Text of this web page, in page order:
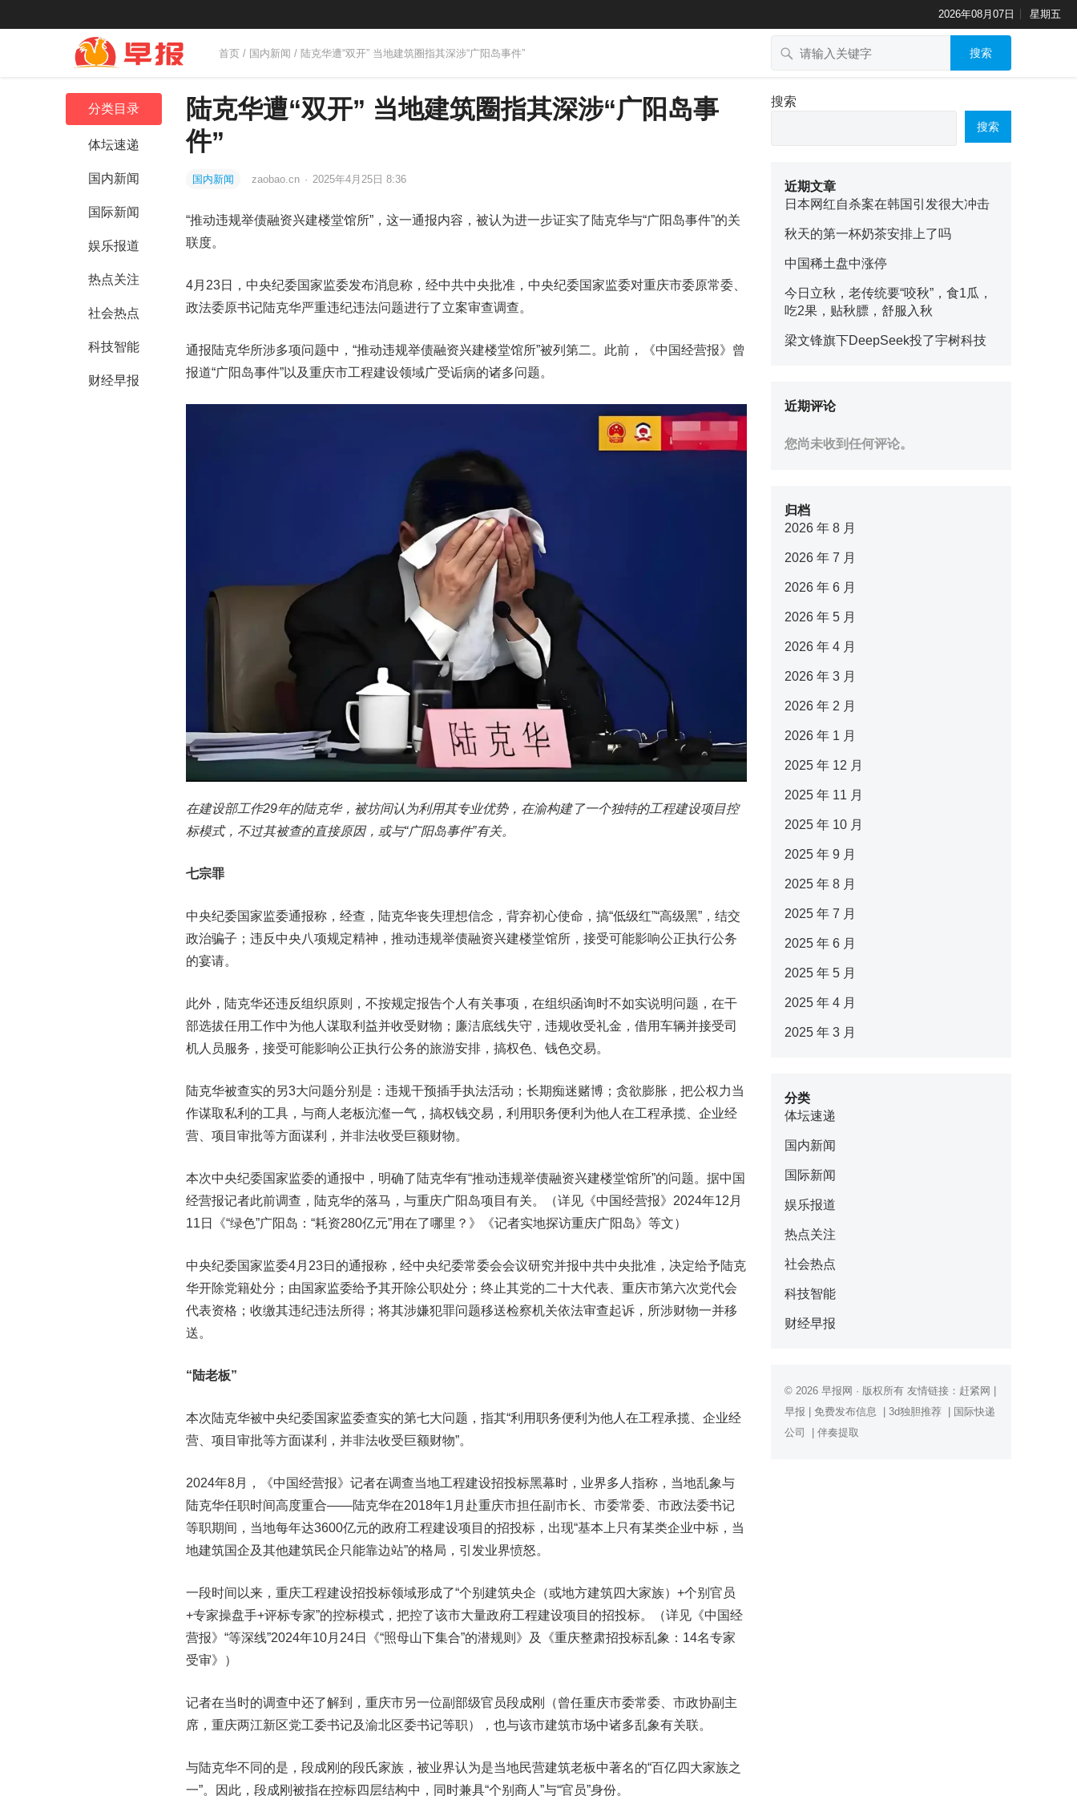
2026年08月07日 星期五
首页 / 国内新闻 / 陆克华遭“双开” 当地建筑圈指其深涉“广阳岛事件” 搜索
分类目录
体坛速递
国内新闻
国际新闻
娱乐报道
热点关注
社会热点
科技智能
财经早报
陆克华遭“双开” 当地建筑圈指其深涉“广阳岛事
件”
国内新闻 zaobao.cn · 2025年4月25日 8:36
“推动违规举债融资兴建楼堂馆所”，这一通报内容，被认为进一步证实了陆克华与“广阳岛事件”的关
联度。
4月23日，中央纪委国家监委发布消息称，经中共中央批准，中央纪委国家监委对重庆市委原常委、
政法委原书记陆克华严重违纪违法问题进行了立案审查调查。
通报陆克华所涉多项问题中，“推动违规举债融资兴建楼堂馆所”被列第二。此前，《中国经营报》曾
报道“广阳岛事件”以及重庆市工程建设领域广受诟病的诸多问题。
在建设部工作29年的陆克华，被坊间认为利用其专业优势，在渝构建了一个独特的工程建设项目控
标模式，不过其被查的直接原因，或与“广阳岛事件”有关。
七宗罪
中央纪委国家监委通报称，经查，陆克华丧失理想信念，背弃初心使命，搞“低级红”“高级黑”，结交
政治骗子；违反中央八项规定精神，推动违规举债融资兴建楼堂馆所，接受可能影响公正执行公务
的宴请。
此外，陆克华还违反组织原则，不按规定报告个人有关事项，在组织函询时不如实说明问题，在干
部选拔任用工作中为他人谋取利益并收受财物；廉洁底线失守，违规收受礼金，借用车辆并接受司
机人员服务，接受可能影响公正执行公务的旅游安排，搞权色、钱色交易。
陆克华被查实的另3大问题分别是：违规干预插手执法活动；长期痴迷赌博；贪欲膨胀，把公权力当
作谋取私利的工具，与商人老板沆瀣一气，搞权钱交易，利用职务便利为他人在工程承揽、企业经
营、项目审批等方面谋利，并非法收受巨额财物。
本次中央纪委国家监委的通报中，明确了陆克华有“推动违规举债融资兴建楼堂馆所”的问题。据中国
经营报记者此前调查，陆克华的落马，与重庆广阳岛项目有关。（详见《中国经营报》2024年12月
11日《“绿色”广阳岛：“耗资280亿元”用在了哪里？》《记者实地探访重庆广阳岛》等文）
中央纪委国家监委4月23日的通报称，经中央纪委常委会会议研究并报中共中央批准，决定给予陆克
华开除党籍处分；由国家监委给予其开除公职处分；终止其党的二十大代表、重庆市第六次党代会
代表资格；收缴其违纪违法所得；将其涉嫌犯罪问题移送检察机关依法审查起诉，所涉财物一并移
送。
“陆老板”
本次陆克华被中央纪委国家监委查实的第七大问题，指其“利用职务便利为他人在工程承揽、企业经
营、项目审批等方面谋利，并非法收受巨额财物”。
2024年8月，《中国经营报》记者在调查当地工程建设招投标黑幕时，业界多人指称，当地乱象与
陆克华任职时间高度重合——陆克华在2018年1月赴重庆市担任副市长、市委常委、市政法委书记
等职期间，当地每年达3600亿元的政府工程建设项目的招投标，出现“基本上只有某类企业中标，当
地建筑国企及其他建筑民企只能靠边站”的格局，引发业界愤怒。
一段时间以来，重庆工程建设招投标领域形成了“个别建筑央企（或地方建筑四大家族）+个别官员
+专家操盘手+评标专家”的控标模式，把控了该市大量政府工程建设项目的招投标。（详见《中国经
营报》“等深线”2024年10月24日《“照母山下集合”的潜规则》及《重庆整肃招投标乱象：14名专家
受审》）
记者在当时的调查中还了解到，重庆市另一位副部级官员段成刚（曾任重庆市委常委、市政协副主
席，重庆两江新区党工委书记及渝北区委书记等职），也与该市建筑市场中诸多乱象有关联。
与陆克华不同的是，段成刚的段氏家族，被业界认为是当地民营建筑老板中著名的“百亿四大家族之
一”。因此，段成刚被指在控标四层结构中，同时兼具“个别商人”与“官员”身份。
搜索
搜索
近期文章
日本网红自杀案在韩国引发很大冲击
秋天的第一杯奶茶安排上了吗
中国稀土盘中涨停
今日立秋，老传统要“咬秋”，食1瓜，
吃2果，贴秋膘，舒服入秋
梁文锋旗下DeepSeek投了宇树科技
近期评论
您尚未收到任何评论。
归档
2026 年 8 月
2026 年 7 月
2026 年 6 月
2026 年 5 月
2026 年 4 月
2026 年 3 月
2026 年 2 月
2026 年 1 月
2025 年 12 月
2025 年 11 月
2025 年 10 月
2025 年 9 月
2025 年 8 月
2025 年 7 月
2025 年 6 月
2025 年 5 月
2025 年 4 月
2025 年 3 月
分类
体坛速递
国内新闻
国际新闻
娱乐报道
热点关注
社会热点
科技智能
财经早报
© 2026 早报网 · 版权所有 友情链接： 赶紧网
早报
免费发布信息 3d独胆推荐
国际快递
公司
伴奏提取